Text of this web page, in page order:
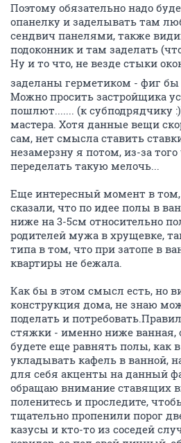
Поэтому обязательно надо
опанелку и заделывать там
сендвич панелями, также
подоконник и там заделать
Ну и то что, не везде стыки
заделаны герметиком - фиг
Можно просить застройщика
пошлют....... (к субподрядчику
мастера. Хотя данные вещи
сам, нет смысла ставить
незамерзну я потом, из-за
переделать такую мелочь...
Еще интересный момент в
сказали, что по идее полы в
ниже на 3-5см относительно
родителей мужа в хрущевке,
типа в том, что при затопе в
квартиры не бежала.
Как бы в этом смысл есть, но
конструкция дома, не знаю
поделать и
стяжки - именно ниже ванная,
будете еще равнять полы, как
укладывать кафель в ванной,
для себя акценты на данный
обращаю внимание ставящих
поленитесь и проследите,
тщательно пропенили порог
казусы и кто-то из соседей